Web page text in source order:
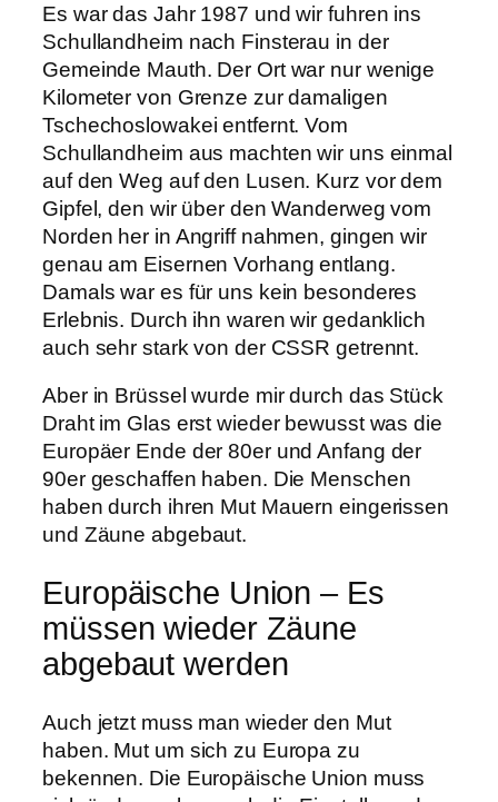
Es war das Jahr 1987 und wir fuhren ins
Schullandheim nach Finsterau in der
Gemeinde Mauth. Der Ort war nur wenige
Kilometer von Grenze zur damaligen
Tschechoslowakei entfernt. Vom
Schullandheim aus machten wir uns einmal
auf den Weg auf den Lusen. Kurz vor dem
Gipfel, den wir über den Wanderweg vom
Norden her in Angriff nahmen, gingen wir
genau am Eisernen Vorhang entlang.
Damals war es für uns kein besonderes
Erlebnis. Durch ihn waren wir gedanklich
auch sehr stark von der CSSR getrennt.
Aber in Brüssel wurde mir durch das Stück
Draht im Glas erst wieder bewusst was die
Europäer Ende der 80er und Anfang der
90er geschaffen haben. Die Menschen
haben durch ihren Mut Mauern eingerissen
und Zäune abgebaut.
Europäische Union – Es
müssen wieder Zäune
abgebaut werden
Auch jetzt muss man wieder den Mut
haben. Mut um sich zu Europa zu
bekennen. Die Europäische Union muss